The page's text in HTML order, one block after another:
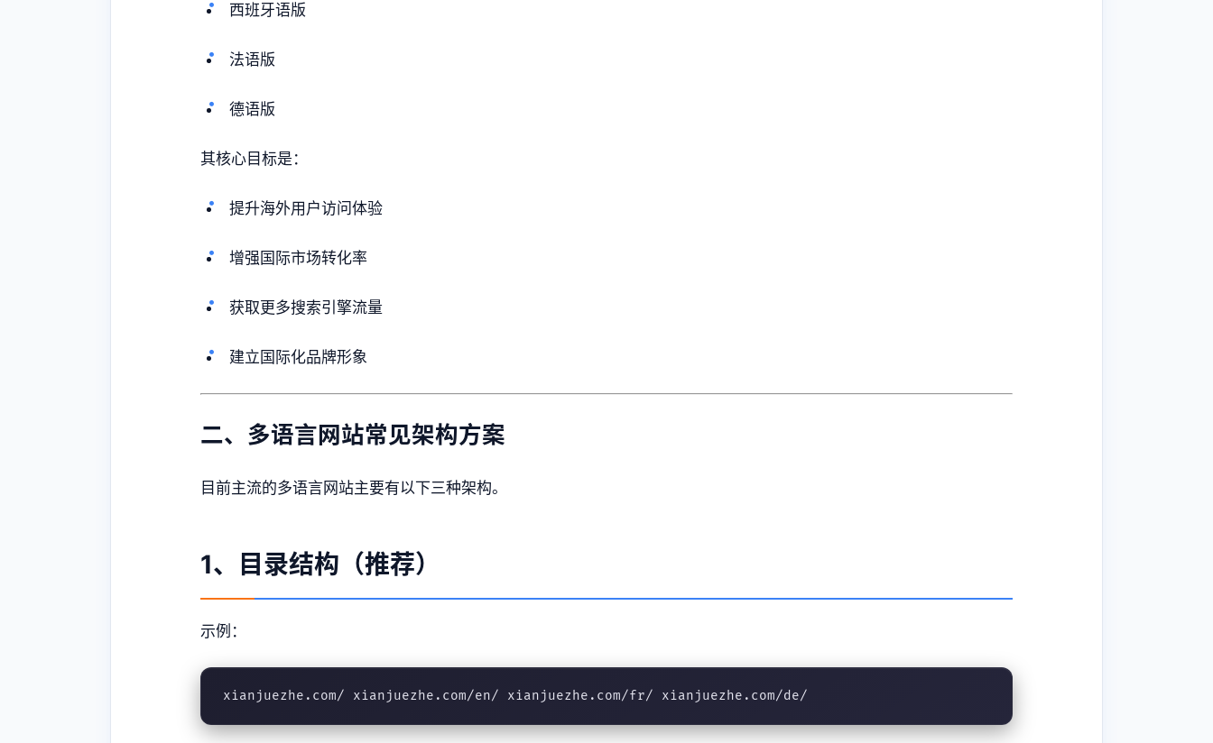
西班牙语版
法语版
德语版
其核心目标是：
提升海外用户访问体验
增强国际市场转化率
获取更多搜索引擎流量
建立国际化品牌形象
二、多语言网站常见架构方案
目前主流的多语言网站主要有以下三种架构。
1、目录结构（推荐）
示例：
xianjuezhe.com/ xianjuezhe.com/en/ xianjuezhe.com/fr/ xianjuezhe.com/de/